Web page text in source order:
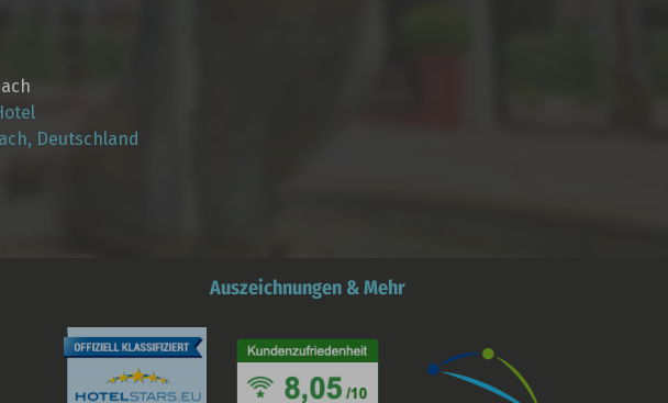
Deutschland
Auszeichnungen & Mehr